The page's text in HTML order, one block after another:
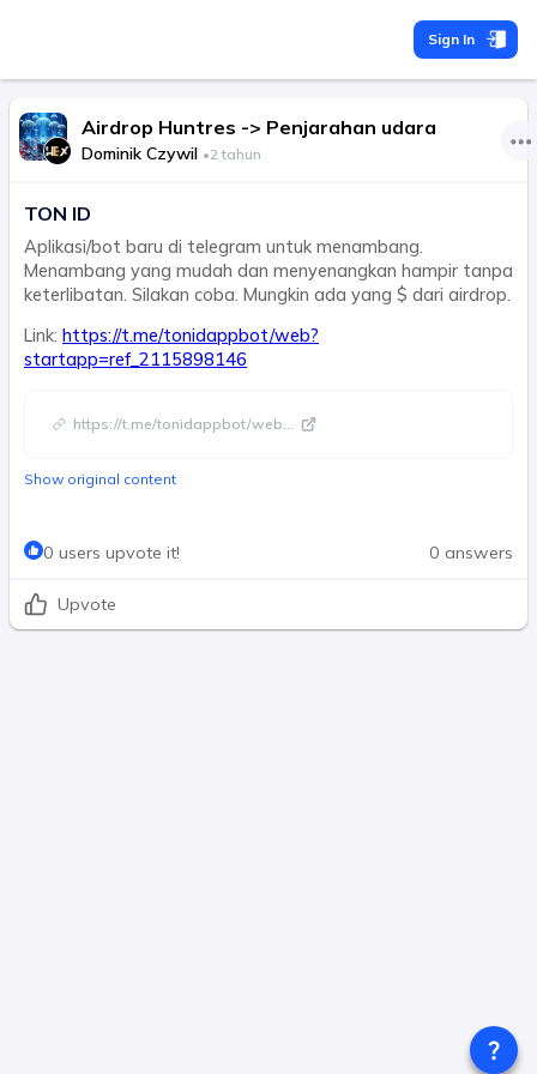
Sign In
Airdrop Huntres -> Penjarahan udara
Dominik Czywil •2 tahun
TON ID
Aplikasi/bot baru di telegram untuk menambang.
Menambang yang mudah dan menyenangkan hampir tanpa
keterlibatan. Silakan coba. Mungkin ada yang $ dari airdrop.
Link: https://t.me/tonidappbot/web?
startapp=ref_2115898146
https://t.me/tonidappbot/web
Show original content
0 users upvote it! 0 answers
Upvote